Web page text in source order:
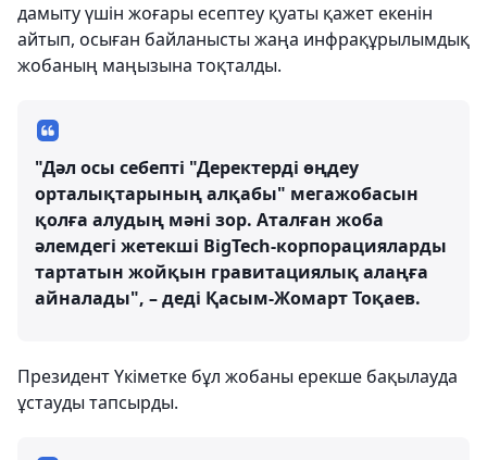
дамыту үшін жоғары есептеу қуаты қажет екенін
айтып, осыған байланысты жаңа инфрақұрылымдық
жобаның маңызына тоқталды.
"Дәл осы себепті "Деректерді өңдеу
орталықтарының алқабы" мегажобасын
қолға алудың мәні зор. Аталған жоба
әлемдегі жетекші BigTech-корпорацияларды
тартатын жойқын гравитациялық алаңға
айналады", – деді Қасым-Жомарт Тоқаев.
Президент Үкіметке бұл жобаны ерекше бақылауда
ұстауды тапсырды.